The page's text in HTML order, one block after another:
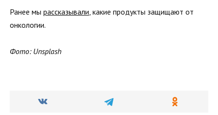
Ранее мы рассказывали , какие продукты защищают от
онкологии.
Фото: Unsplash